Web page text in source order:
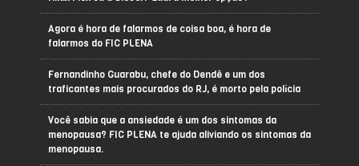
Agora é hora de falarmos de coisa boa, é hora de
falarmos do FIC PLENA
Fernandinho Guarabu, chefe do Dendê e um dos
traficantes mais procurados do RJ, é morto pela polícia
Você sabia que a ansiedade é um dos sintomas da
menopausa? FIC PLENA te ajuda aliviando os sintomas da
menopausa.